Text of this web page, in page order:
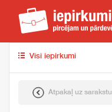
Visi iepirkumi
Atpakaļ uz sarakstu